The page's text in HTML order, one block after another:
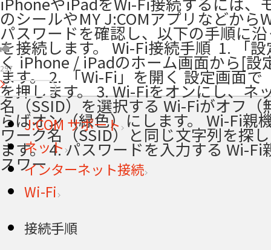
のシールやMY J:COMアプリなどから
パスワードを確認し、以下の手順に
を接続します。 Wi-Fi接続手順 ​ 1. 「
く iPhone / iPadのホーム画面から[設
ます。 2. 「Wi-Fi」を開く 設定画面で
を押します。 3. Wi-Fiをオンにし、ネ
名（SSID）を選択する Wi-Fiがオフ（
らばオン（緑色）にします。 Wi-Fi親
ワーク名（SSID）と同じ文字列を探
ます。 4. パスワードを入力する Wi-Fi
スワー
297
J:COM サポート
ネット
インターネット接続
Wi-Fi
接続手順